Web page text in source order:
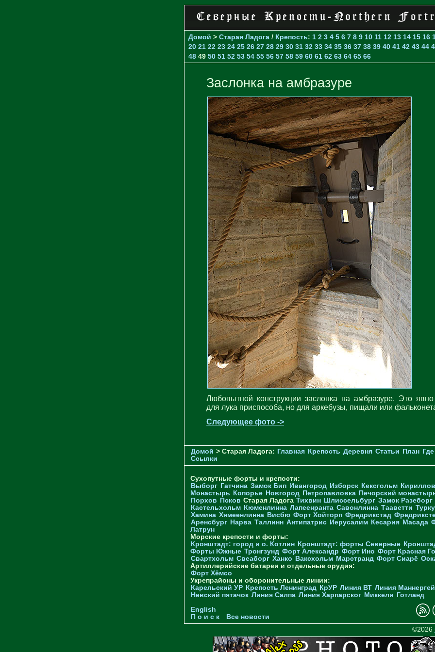
Домой > Старая Ладога / Крепость: 1 2 3 4 5 6 7 8 9 10 11 12 13 14 15 16
20 21 22 23 24 25 26 27 28 29 30 31 32 33 34 35 36 37 38 39 40 41 42 43 44
48 49 50 51 52 53 54 55 56 57 58 59 60 61 62 63 64 65 66
Заслонка на амбразуре
Любопытной конструкции заслонка на амбразуре. Это
для лука приспособа, но для аркебузы, пищали или
Следующее фото ->
Домой > Старая Ладога: Главная Крепость Деревня Статьи План
Ссылки
Сухопутные форты и крепости:
Выборг Гатчина Замок Бип Ивангород Изборск Кексгольм
Монастырь
Копорье Новгород Петропавловка Печорcкий
Порхов
Псков Старая Ладога Тихвин Шлиссельбург Замок Разеборг
Кастельхольм Кюменлинна Лапеенранта Савонлинна Тааветти Турку
Хамина Хямеенлинна Висбю Форт Хойторп Фредрикстад
Аренсбург Нарва Таллинн Антипатрис Иерусалим Кесария Масада
Латрун
Морские крепости и форты:
Кронштадт: город и о. Котлин Кронштадт: форты Северные
Форты Южные Тронгзунд Форт Александр Форт Ино Форт Красная
Свартхольм Свеаборг Ханко Ваксхольм Марстранд Форт Сиарё
Артиллерийские батареи и отдельные орудия:
Форт Хёмсо
Укрепрайоны и оборонительные линии:
Карельский УР Крепость Ленинград КрУР Линия ВТ Линия
Невский пятачок Линия Салпа Линия Харпарског Миккели
Готланд
English
П о и с к
Все новости
©2026